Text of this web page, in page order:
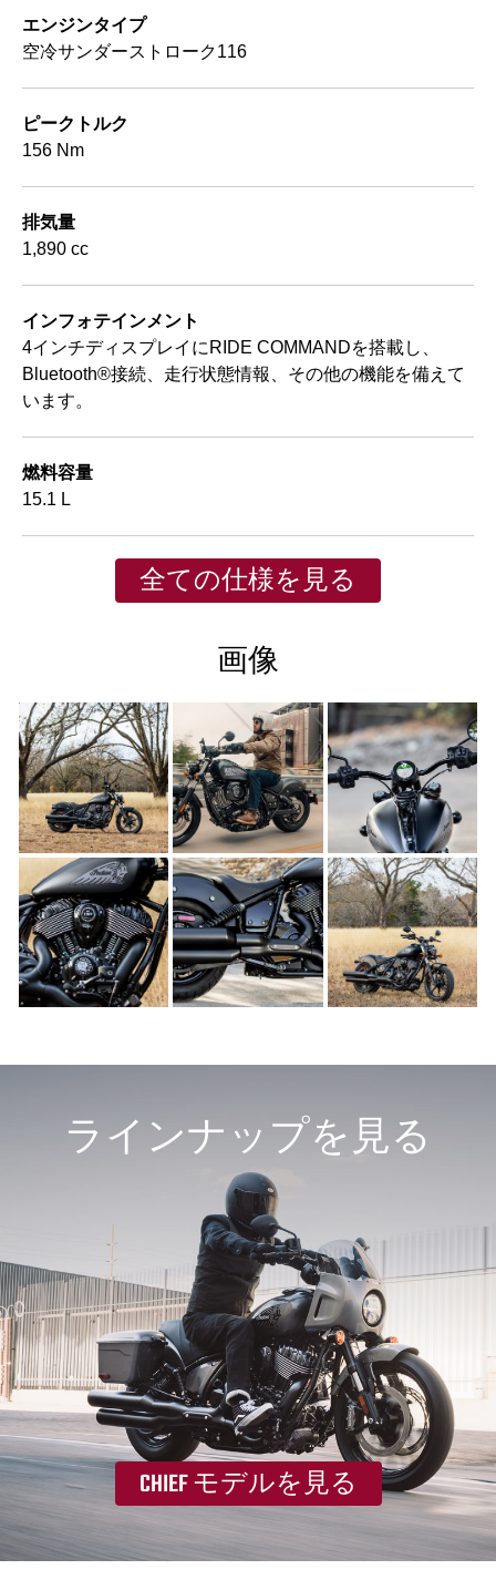
エンジンタイプ
空冷サンダーストローク116
ピークトルク
156 Nm
排気量
1,890 cc
インフォテインメント
4インチディスプレイにRIDE COMMANDを搭載し、
Bluetooth®接続、走行状態情報、その他の機能を備えて
います。
燃料容量
15.1 L
全ての仕様を見る
画像
ラインナップを見る
CHIEF モデルを見る